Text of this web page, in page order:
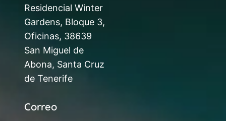
Residencial Winter
Gardens, Bloque 3,
Oficinas, 38639
San Miguel de
Abona, Santa Cruz
de Tenerife
Correo